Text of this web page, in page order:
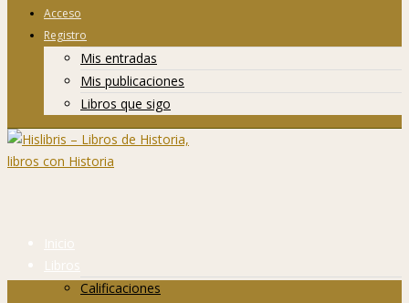
Acceso
Registro
Mis entradas
Mis publicaciones
Libros que sigo
Inicio
Libros
Calificaciones